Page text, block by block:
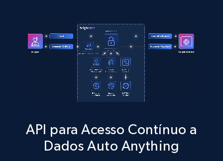
Zillow properties listing information
Zpid, City, State, HomeStatus, Address,
IsListingClaimedByCurrentSignedInUser,
12K+ 1.3K+ Comece grátis
API para Acesso Contínuo a
Dados Auto Anything